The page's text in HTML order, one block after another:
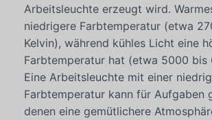
Arbeitsleuchte erzeugt wird.
niedrigere Farbtemperatur (etwa
Kelvin), während kühles Licht eine
Farbtemperatur hat (etwa 5000 bis
Eine Arbeitsleuchte mit einer
Farbtemperatur kann für Aufgaben
denen eine gemütlichere